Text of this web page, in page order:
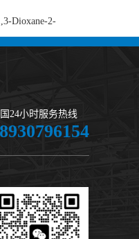
Dioxane-2-
β,β-
24小时服务热线